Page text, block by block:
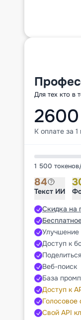
Для тех кто в
К оплате за
1 500 токенов
84
Текст ИИ
Скидка на
Доступ к
Веб-поиск
База
Доступ к
Голосовое
Свой API